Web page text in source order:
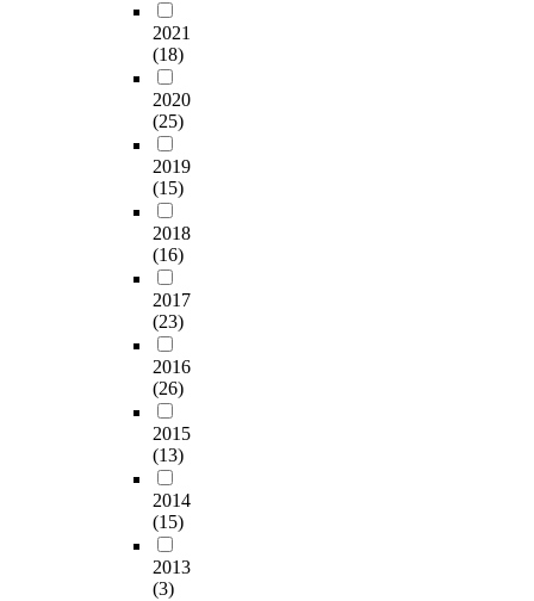
2021
(18)
2020
(25)
2019
(15)
2018
(16)
2017
(23)
2016
(26)
2015
(13)
2014
(15)
2013
(3)